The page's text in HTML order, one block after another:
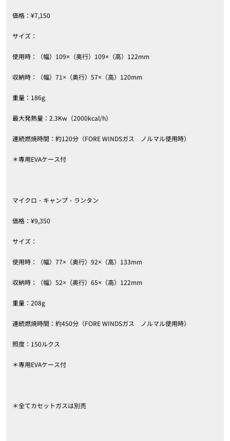
価格：¥7,150
サイズ：
使用時：（幅）109×（奥行）109×（高）122mm
収納時：（幅）71×（奥行）57×（高）120mm
重量：186g
最大発熱量：2.3Kw（2000kcal/h）
連続燃焼時間：約120分（FORE WINDSガス ノルマル使用時）
＊専用EVAケース付
マイクロ・キャンプ・ランタン
価格：¥9,350
サイズ：
使用時：（幅）77×（奥行）92×（高）133mm
収納時：（幅）52×（奥行）65×（高）122mm
重量：208g
連続燃焼時間：約450分（FORE WINDSガス ノルマル使用時）
照度：150ルクス
＊専用EVAケース付
＊全てカセットガスは別売